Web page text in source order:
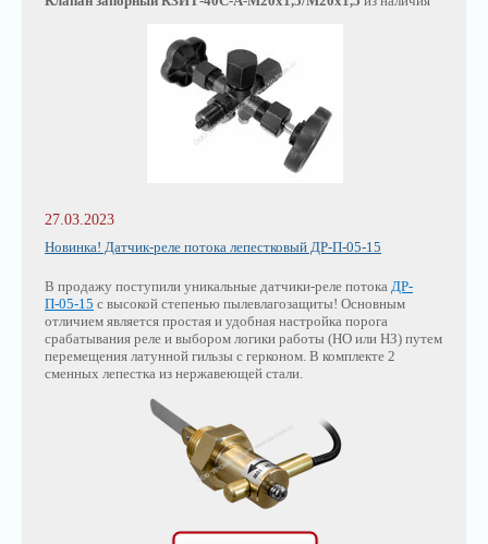
27.03.2023
Новинка! Датчик-реле потока лепестковый ДР-П-05-15
В продажу поступили уникальные датчики-реле потока ДР-
П-05-15 с высокой степенью пылевлагозащиты! Основным
отличием является простая и удобная настройка порога
срабатывания реле и выбором логики работы (НО или НЗ) путем
перемещения латунной гильзы с герконом. В комплекте 2
сменных лепестка из нержавеющей стали.